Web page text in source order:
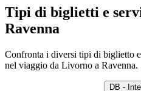
Tipi di biglietti e
Ravenna
Confronta i diversi tipi di biglietto
nel viaggio da Livorno a Ravenna.
DB -